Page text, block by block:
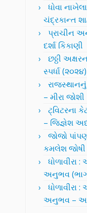
ધોવા
ચંદ્રકાન્ત
પ્રાચીન
દર્શા કિકાણી
છઠ્ઠી
સ્પર્ધા (૨૦૨૪)
– મીરા જોશી
ટ્વિટરના
– જિજ્ઞેશ
જોજો
કમલેશ જોષી
અનુભવ (ભાગ
અનુભવ –